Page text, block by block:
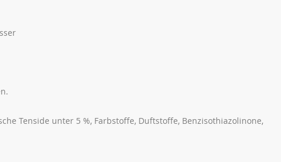
Tenside unter 5 %, Farbstoffe, Duftstoffe, Benzisothiazolinone,